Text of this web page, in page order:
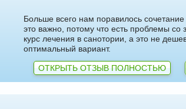
Больше всего нам поравилось
это важно, потому что есть проблемы
курс лечения в санотории, а это не
оптимальный вариант.
ОТКРЫТЬ ОТЗЫВ ПОЛНОСТЬЮ